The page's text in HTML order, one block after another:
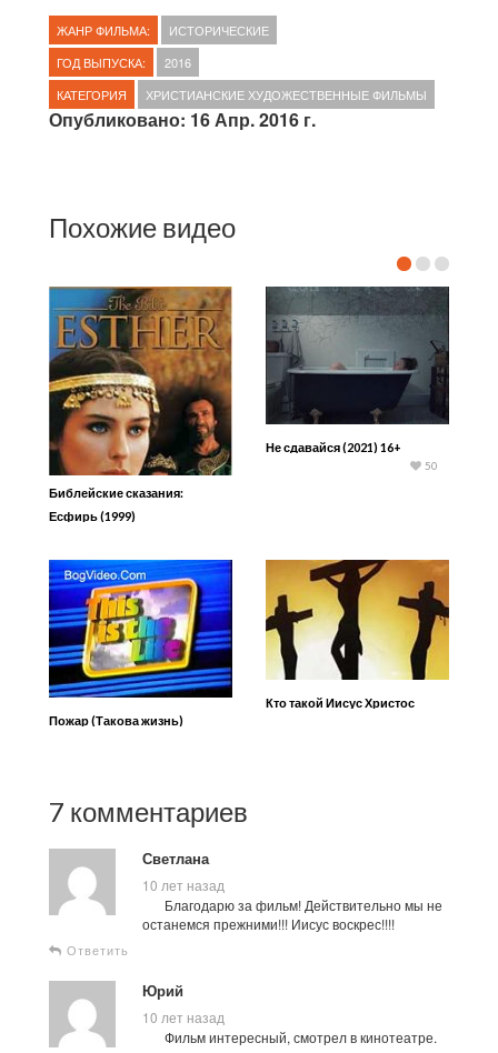
ЖАНР ФИЛЬМА:
ИСТОРИЧЕСКИЕ
ГОД ВЫПУСКА:
2016
КАТЕГОРИЯ
ХРИСТИАНСКИЕ ХУДОЖЕСТВЕННЫЕ ФИЛЬМЫ
Опубликовано: 16 Апр. 2016 г.
Похожие видео
Библейские сказания:
Есфирь (1999)
Не сдавайся (2021) 16+
50
Пожар (Такова жизнь)
Кто такой Иисус Христос
7 комментариев
Светлана
10 лет назад
Благодарю за фильм! Действительно мы не
останемся прежними!!! Иисус воскрес!!!!
Ответить
Юрий
10 лет назад
Фильм интересный, смотрел в кинотеатре.